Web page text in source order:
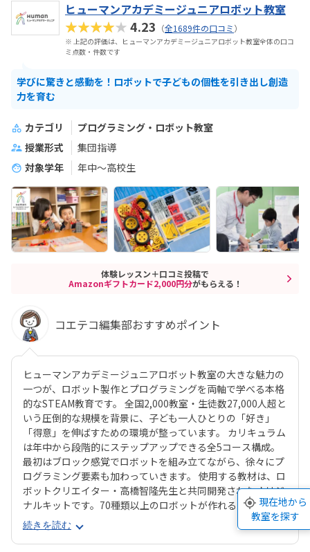
ヒューマンアカデミージュニアロボット教室
★★★★★4.23 （全1689件の口コミ）
※ 上記の評価は、ヒューマンアカデミージュニアロボット教室全体の口コ
ミ点数・件数です
学びに驚きと感動を！ロボットで子どもの個性を引き出し創造
力を育む
カテゴリ
プログラミング・ロボット教室
授業形式
集団指導
対象学年
年中～高校生
体験レッスン＋口コミ投稿で
Amazonギフトカード2,000円分がもらえる！
コエテコ編集部おすすめポイント
ヒューマンアカデミージュニアロボット教室の大きな魅力の
一つが、ロボット製作とプログラミングを両軸で学べる本格
的なSTEAM教育です。 全国2,000教室・生徒数27,000人超と
いう圧倒的な規模を背景に、子ども一人ひとりの「好き」
「得意」を伸ばすための環境が整っています。 カリキュラム
は年中から段階的にステップアップできる全5コース構成。
最初はブロック感覚でロボットを組み立てながら、徐々にプ
ログラミング要素も加わっていきます。 使用する教材は、ロ
ボットクリエイター・高橋智隆先生と共同開発されたオリジ
ナルキットです。70種類以上のロボットが作れるパーツ構成
で、飽きずに続けやすい点も特徴です。 月2回の90分授業で
は、ロボットを完成させる「基本製作」と、オリジナル改造
に挑戦する「応用実践」を繰り返す設計。子どもたちは毎
続きを読む
現在地から
教室を探す